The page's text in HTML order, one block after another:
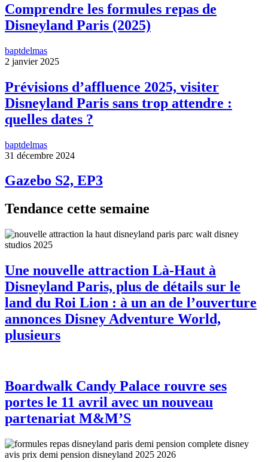
Comprendre les formules repas de
Disneyland Paris (2025)
baptdelmas
2 janvier 2025
Prévisions d’affluence 2025, visiter
Disneyland Paris sans trop attendre :
quelles dates ?
baptdelmas
31 décembre 2024
Gazebo S2, EP3
Tendance cette semaine
Une nouvelle attraction Là-Haut à
Disneyland Paris, plus de détails sur le
land du Roi Lion : à un an de l’ouverture
annonces Disney Adventure World,
plusieurs
Boardwalk Candy Palace rouvre ses
portes le 11 avril avec un nouveau
partenariat M&M’S